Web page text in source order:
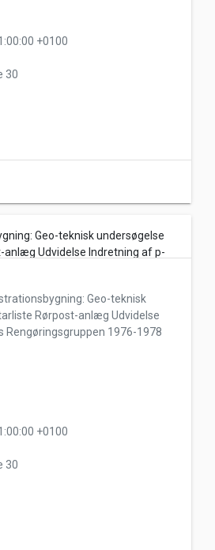
+0100
30
Geo-teknisk undersøgelse
anlæg Udvidelse Indretning af p-
Geo-teknisk
Rørpost-anlæg Udvidelse
Rengøringsgruppen 1976-1978
+0100
30